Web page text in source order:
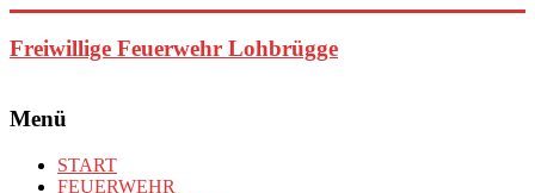
Inhalt
springen
Freiwillige Feuerwehr Lohbrügge
Menü
START
FEUERWEHR